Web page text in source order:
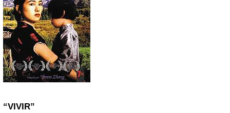
“VIVIR”